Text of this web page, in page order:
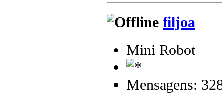
filjoa
Mini Robot
Mensagens: